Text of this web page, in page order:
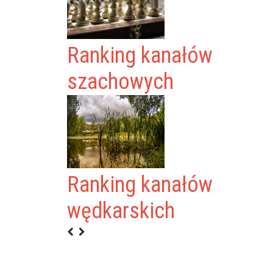
Ranking kanałów
szachowych
Ranking kanałów
wędkarskich